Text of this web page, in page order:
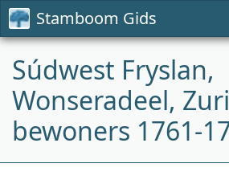
Stamboom Gids
Súdwest Fryslan,
Wonseradeel,
bewoners 1761-